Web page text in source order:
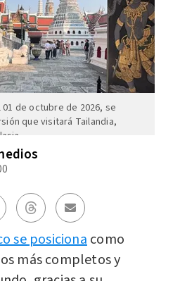
de octubre de 2026, se
que visitará Tailandia,
se posiciona como
más completos y